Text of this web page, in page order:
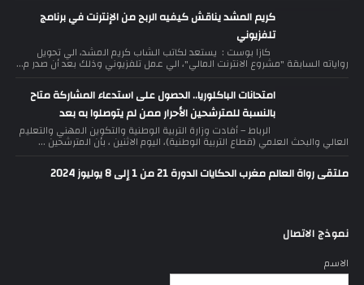
كريم المشد يناقش كيفيه الربح من الإنترنت في برنامج
تلفزيوني
كازا بوست : يستعد لكاتب الشاب كريم المشد، الي تحويل
رواياته السابقة "مشروع الانترنت المالي"، الي عمل تلفزيوني وذلك بعد أن صدر م...
امتحانات الباكلوريا.. الحصول على استدعاء المشاركة متاح
بالنسبة للمترشحين الأحرار ممن لم يتوصلوا به بعد
الرباط – أفادت وزارة التربية الوطنية والتكوين المهني والتعليم
العالي والبحث العلمي (قطاع التربية الوطنية)، اليوم الاثنين ، بأن المترشحين ...
ملتقى رواة العالم مغرب الحكايات الدورة 21 من 1 إلى 8 يوليوز 2024
نموذج الاتصال
الاسم